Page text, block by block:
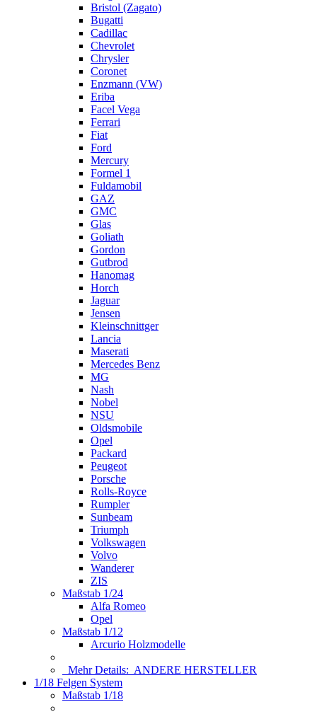
Bristol (Zagato)
Bugatti
Cadillac
Chevrolet
Chrysler
Coronet
Enzmann (VW)
Eriba
Facel Vega
Ferrari
Fiat
Ford
Mercury
Formel 1
Fuldamobil
GAZ
GMC
Glas
Goliath
Gordon
Gutbrod
Hanomag
Horch
Jaguar
Jensen
Kleinschnittger
Lancia
Maserati
Mercedes Benz
MG
Nash
Nobel
NSU
Oldsmobile
Opel
Packard
Peugeot
Porsche
Rolls-Royce
Rumpler
Sunbeam
Triumph
Volkswagen
Volvo
Wanderer
ZIS
Maßstab 1/24
Alfa Romeo
Opel
Maßstab 1/12
Arcurio Holzmodelle
Mehr Details: ANDERE HERSTELLER
1/18 Felgen System
Maßstab 1/18